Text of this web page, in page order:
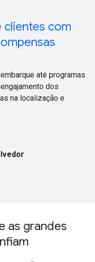
clientes com
até programas
dos
na localização e
as grandes